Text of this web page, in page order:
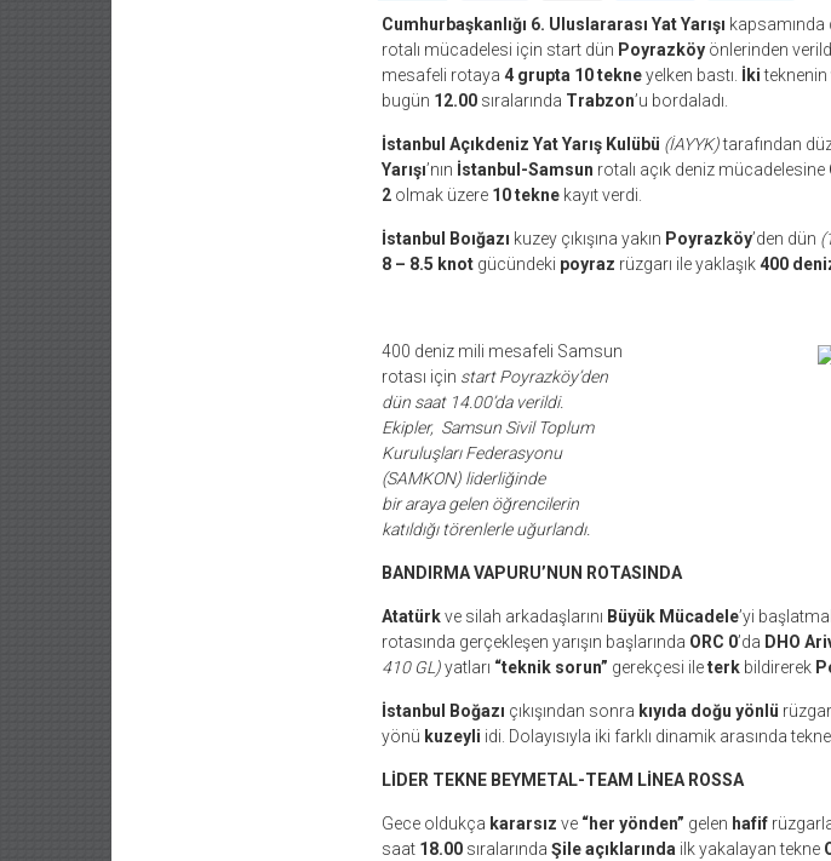
Cumhurbaşkanlığı 6. Uluslararası Yat Yarışı kapsamında
rotalı mücadelesi için start dün Poyrazköyönlerinden
mesafeli rotaya 4 grupta 10 tekneyelken bastı. İkiteknenin
bugün 12.00sıralarında Trabzon’u bordaladı.
İstanbul Açıkdeniz Yat Yarış Kulübü (İAYYK)tarafından
Yarışı’nın İstanbul-Samsun rotalı açık deniz mücadelesine
2olmak üzere 10 teknekayıt verdi.
İstanbul Boığazı kuzey çıkışına yakın Poyrazköy’den dün
8 – 8.5 knotgücündeki poyraz rüzgarı ile yaklaşık400
400 deniz mili mesafeli Samsun
rotası için start Poyrazköy’den
dün saat 14.00’da verildi.
Ekipler, Samsun Sivil Toplum
KuruluşlarıFederasyonu
(SAMKON) liderliğinde
bir arayagelen öğrencilerin
katıldığı törenlerle uğurlandı.
BANDIRMA VAPURU’NUN ROTASINDA
Atatürkve silah arkadaşlarını Büyük Mücadele’yi
rotasında gerçekleşen yarışın başlarında ORC 0’da DHO
410 GL)yatları “teknik sorun” gerekçesi ileterkbildirerek
İstanbul Boğazı çıkışından sonra kıyıda doğu yönlü rüzgar
yönü kuzeyli idi. Dolayısıyla iki farklı dinamik arasında
LİDER TEKNE BEYMETAL-TEAM LİNEA ROSSA
Gece oldukça kararsız ve “her yönden” gelen hafif
saat 18.00sıralarında Şile açıklarındailk yakalayan tekne